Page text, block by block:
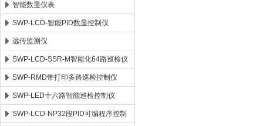
智能数显仪表
SWP-LCD-智能PID数显控制仪
远传监测仪
SWP-LCD-SSR-M智能化64路巡检仪
SWP-RMD带打印多路巡检控制仪
SWP-LED十六路智能巡检控制仪
SWP-LCD-NP32段PID可编程序控制